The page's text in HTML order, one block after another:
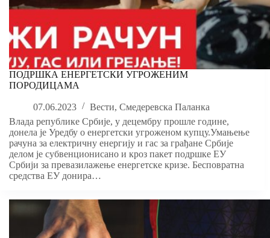
ПОДРШКА ЕНЕРГЕТСКИ УГРОЖЕНИМ
ПОРОДИЦАМА
07.06.2023 Вести, Смедеревска Паланка
Влада републике Србије, у децембру прошле године,
донела је Уредбу о енергетски угроженом купцу.Умањење
рачуна за електричну енергију и гас за грађане Србије
делом је субвенционисано и кроз пакет подршке ЕУ
Србији за превазилажење енергетске кризе. Бесповратна
средства ЕУ донира…